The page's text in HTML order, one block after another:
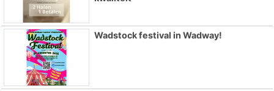
Wadstock festival in Wadway!